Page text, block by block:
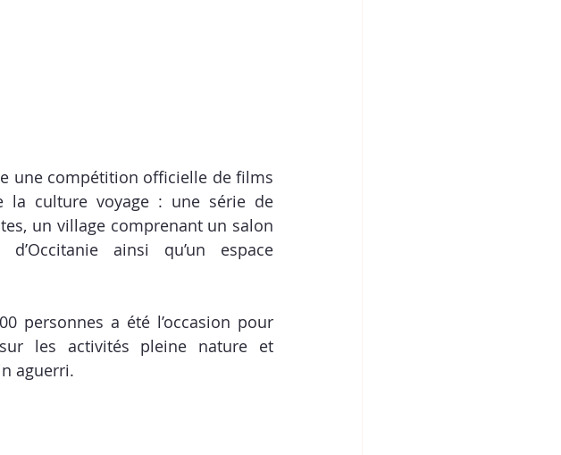
une compétition officielle de films
la culture voyage : une série de
un village comprenant un salon
ainsi qu’un espace
personnes a été l’occasion pour
les activités pleine nature et
aguerri.